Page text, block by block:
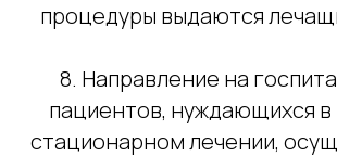
процедуры выдаются
8. Направление на
пациентов, нуждающихся
стационарном лечении,
данных и с
персональных данных
Записаться на приём